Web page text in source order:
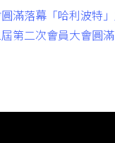
滿落幕「哈利波特
第二次會員大會圓